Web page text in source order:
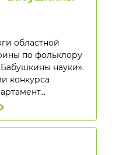
областной
по фольклору
науки».
конкурса